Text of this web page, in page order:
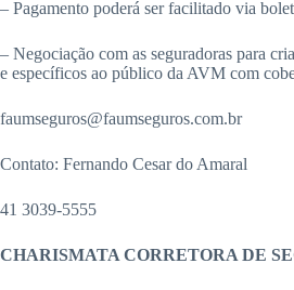
– Pagamento poderá ser facilitado via
– Negociação com as seguradoras para
e específicos ao público da AVM com
faumseguros@faumseguros.com.br
Contato: Fernando Cesar do Amaral
41 3039-5555
CHARISMATA CORRETORA DE